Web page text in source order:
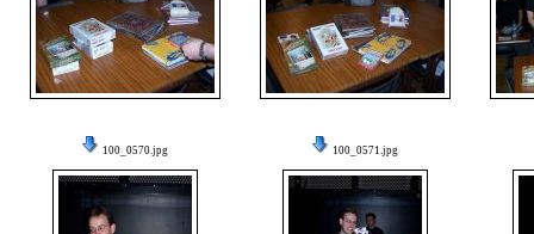
100_0570.jpg 100_0571.jpg